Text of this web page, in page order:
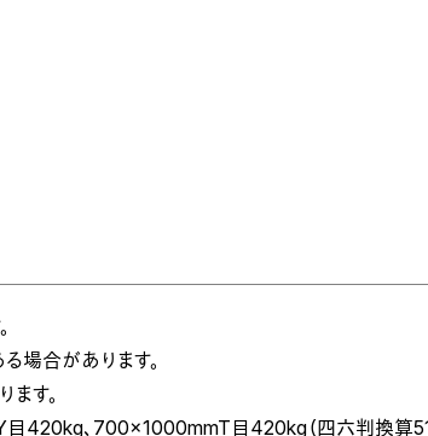
場合があります。
す。
420kg、700×1000mmT目420kg（四六判換算